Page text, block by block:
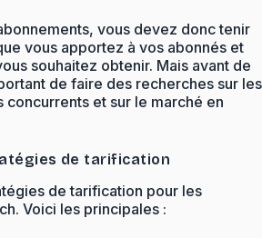
vous devez donc tenir
vous apportez à vos abonnés et
souhaitez obtenir. Mais avant de
de faire des recherches sur les
concurrents et sur le marché en
de tarification
de tarification pour les
Voici les principales :